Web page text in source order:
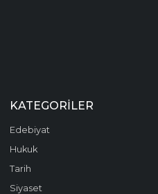
KATEGORILER
Edebiyat
Hukuk
Tarih
Siyaset